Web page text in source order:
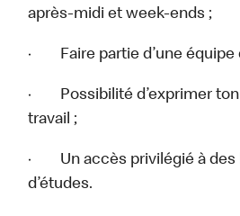
après-midi et week-ends ;
· Faire partie d’une équipe
· Possibilité d’exprimer ton
travail ;
· Un accès privilégié à des
d’études.